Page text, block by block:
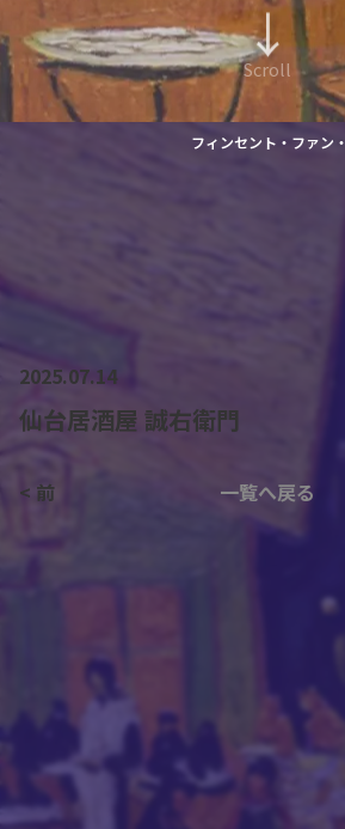
↓
Scroll
フィンセント・ファン
2025.07.14
仙台居酒屋 誠右衛門
< 前 一覧へ戻る